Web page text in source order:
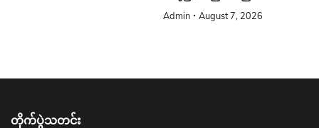
Admin August 7, 2026
တိုက်ပွဲသတင်း